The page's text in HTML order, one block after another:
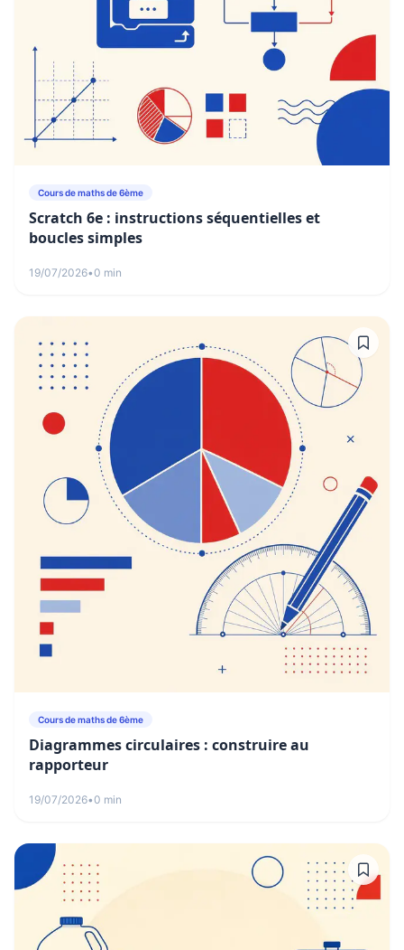
Cours de maths de 6ème
Scratch 6e : instructions séquentielles et
boucles simples
19/07/2026•0 min
Cours de maths de 6ème
Diagrammes circulaires : construire au
rapporteur
19/07/2026•0 min